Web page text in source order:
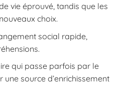
vie éprouvé, tandis que les
choix.
social rapide,
qui passe parfois par le
source d’enrichissement